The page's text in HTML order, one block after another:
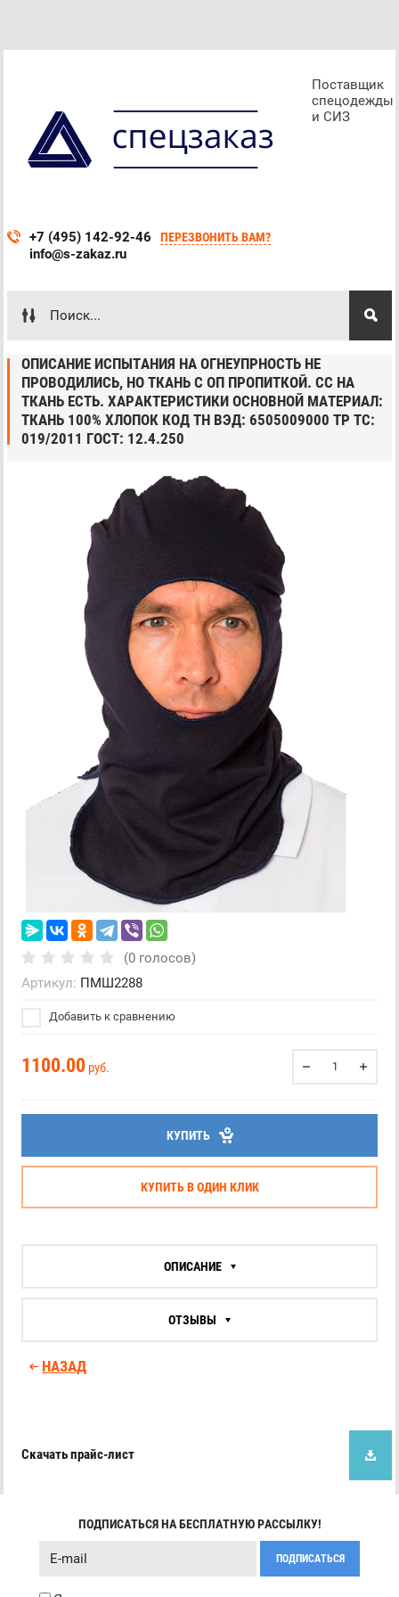
Поставщик
спецодежды
и СИЗ
+7 (495) 142-92-46
info@s-zakaz.ru
ПЕРЕЗВОНИТЬ ВАМ?
Скачать прайс-лист
ОПИСАНИЕ ИСПЫТАНИЯ НА ОГНЕУПРНОСТЬ НЕ
ПРОВОДИЛИСЬ, НО ТКАНЬ С ОП ПРОПИТКОЙ. СС НА
ТКАНЬ ЕСТЬ. ХАРАКТЕРИСТИКИ ОСНОВНОЙ МАТЕРИАЛ:
ТКАНЬ 100% ХЛОПОК КОД ТН ВЭД: 6505009000 ТР ТС:
019/2011 ГОСТ: 12.4.250
(0 голосов)
Артикул: ПМШ2288
Добавить к сравнению
1100.00 руб.
КУПИТЬ
КУПИТЬ В ОДИН КЛИК
ОПИСАНИЕ
ОТЗЫВЫ
НАЗАД
ПОДПИСАТЬСЯ НА БЕСПЛАТНУЮ РАССЫЛКУ!
ПОДПИСАТЬСЯ